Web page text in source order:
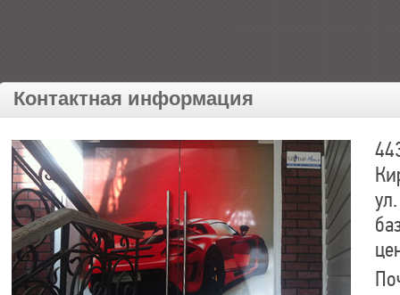
Контактная информация